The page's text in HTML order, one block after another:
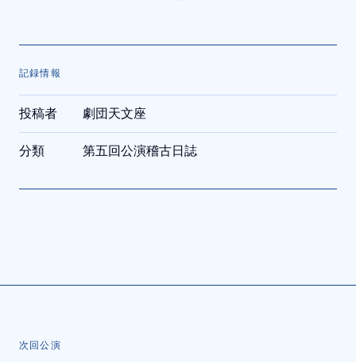
記録情報
投稿者 劇団天文座
分類 第五回公演稽古日誌
次回公演